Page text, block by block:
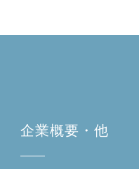
企業概要・他